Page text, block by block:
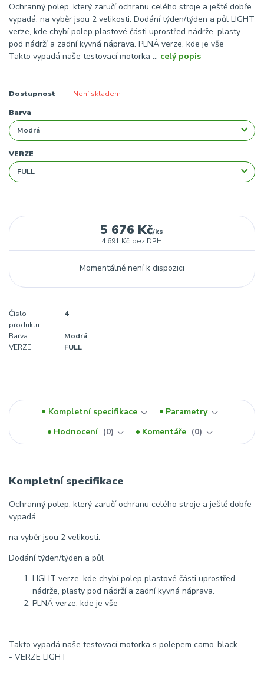
Ochranný polep, který zaručí ochranu celého stroje a ještě dobře
vypadá. na vyběr jsou 2 velikosti. Dodání týden/týden a půl LIGHT
verze, kde chybí polep plastové části uprostřed nádrže, plasty
pod nádrží a zadní kyvná náprava. PLNÁ verze, kde je vše
Takto vypadá naše testovací motorka ... celý popis
Dostupnost Není skladem
Barva
VERZE
5 676 Kč/ks
4 691 Kč bez DPH
Momentálně není k dispozici
Číslo
produktu:
4
Barva:
Modrá
VERZE:
FULL
Kompletní specifikace
Parametry
Hodnocení
0 Komentáře 0
Kompletní specifikace
Ochranný polep, který zaručí ochranu celého stroje a ještě dobře
vypadá.
na vyběr jsou 2 velikosti.
Dodání týden/týden a půl
LIGHT verze, kde chybí polep plastové části uprostřed
nádrže, plasty pod nádrží a zadní kyvná náprava.
PLNÁ verze, kde je vše
Takto vypadá naše testovací motorka s polepem camo-black
- VERZE LIGHT